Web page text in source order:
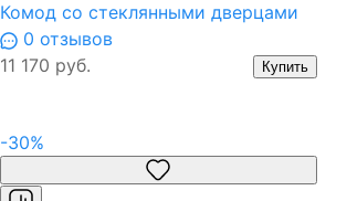
Комод со стеклянными дверцами
0 отзывов
11 170 руб.
Купить
-30%